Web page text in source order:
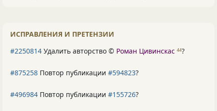
ИСПРАВЛЕНИЯ И ПРЕТЕНЗИИ
#2250814 Удалить авторство © Роман Цивинскас 44?
#875258 Повтор публикации #594823?
#496984 Повтор публикации #155726?